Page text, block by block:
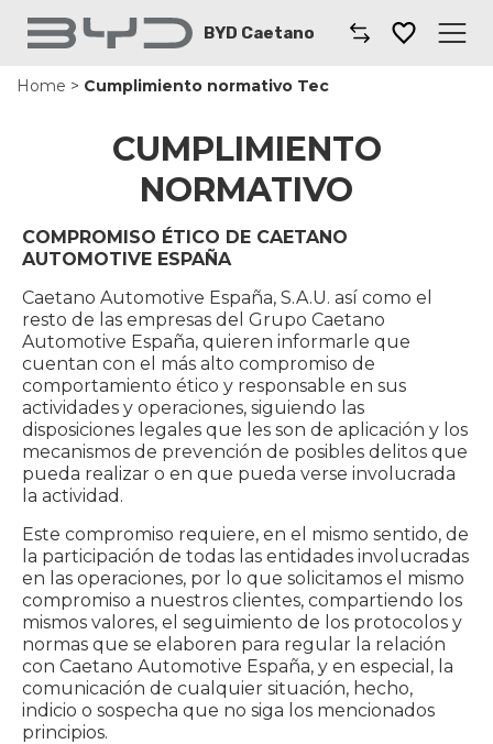
BYD Caetano
Caetano
Comprar un coche
Modelos BYD
Taller
Renting
Coches por suscripción
Sobre BYD
Dónde encontrarnos
Home > Cumplimiento normativo Tec
CUMPLIMIENTO
NORMATIVO
COMPROMISO ÉTICO DE CAETANO
AUTOMOTIVE ESPAÑA
Caetano Automotive España, S.A.U. así como el
resto de las empresas del Grupo Caetano
Automotive España, quieren informarle que
cuentan con el más alto compromiso de
comportamiento ético y responsable en sus
actividades y operaciones, siguiendo las
disposiciones legales que les son de aplicación y los
mecanismos de prevención de posibles delitos que
pueda realizar o en que pueda verse involucrada
la actividad.
Este compromiso requiere, en el mismo sentido, de
la participación de todas las entidades involucradas
en las operaciones, por lo que solicitamos el mismo
compromiso a nuestros clientes, compartiendo los
mismos valores, el seguimiento de los protocolos y
normas que se elaboren para regular la relación
con Caetano Automotive España, y en especial, la
comunicación de cualquier situación, hecho,
indicio o sospecha que no siga los mencionados
principios.